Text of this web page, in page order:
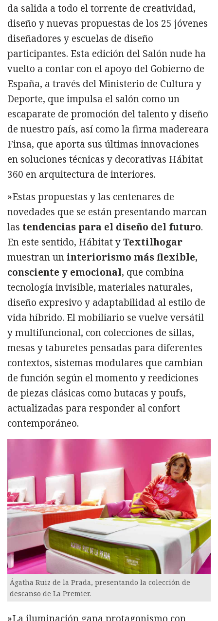
da salida a todo el torrente de creatividad,
diseño y nuevas propuestas de los 25 jóvenes
diseñadores y escuelas de diseño
participantes. Esta edición del Salón nude ha
vuelto a contar con el apoyo del Gobierno de
España, a través del Ministerio de Cultura y
Deporte, que impulsa el salón como un
escaparate de promoción del talento y diseño
de nuestro país, así como la firma madereara
Finsa, que aporta sus últimas innovaciones
en soluciones técnicas y decorativas Hábitat
360 en arquitectura de interiores.
»Estas propuestas y las centenares de
novedades que se están presentando marcan
las tendencias para el diseño del futuro.
En este sentido, Hábitat yTextilhogar
muestran un interiorismo más flexible,
consciente y emocional, que combina
tecnología invisible, materiales naturales,
diseño expresivo y adaptabilidad al estilo de
vida híbrido. El mobiliario se vuelve versátil
y multifuncional, con colecciones de sillas,
mesas y taburetes pensadas para diferentes
contextos, sistemas modulares que cambian
de función según el momento y reediciones
de piezas clásicas como butacas y poufs,
actualizadas para responder al confort
contemporáneo.
Ágatha Ruiz de la Prada, presentando la colección de
descanso de La Premier.